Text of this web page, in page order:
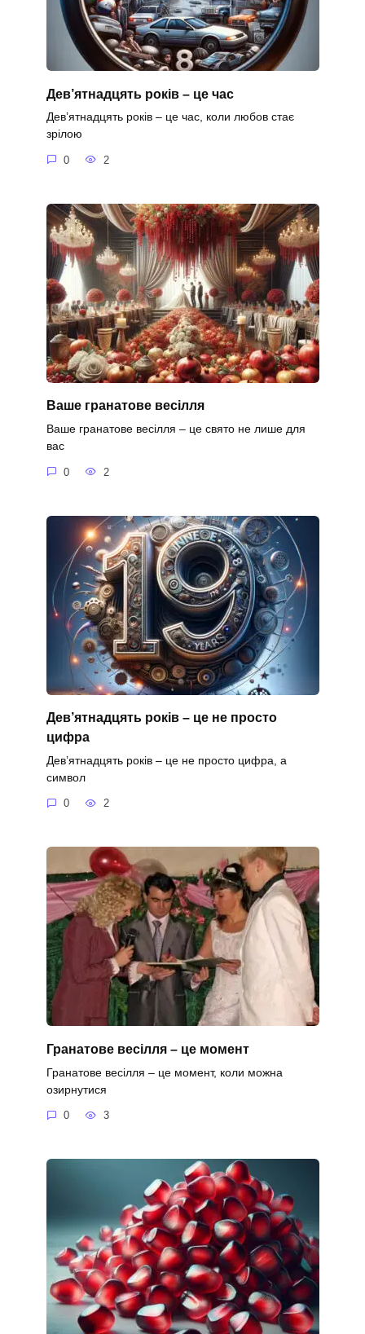
Дев’ятнадцять років – це час
Дев’ятнадцять років – це час, коли любов стає
зрілою
0 2
Ваше гранатове весілля
Ваше гранатове весілля – це свято не лише для
вас
0 2
Дев’ятнадцять років – це не просто
цифра
Дев’ятнадцять років – це не просто цифра, а
символ
0 2
Гранатове весілля – це момент
Гранатове весілля – це момент, коли можна
озирнутися
0 3